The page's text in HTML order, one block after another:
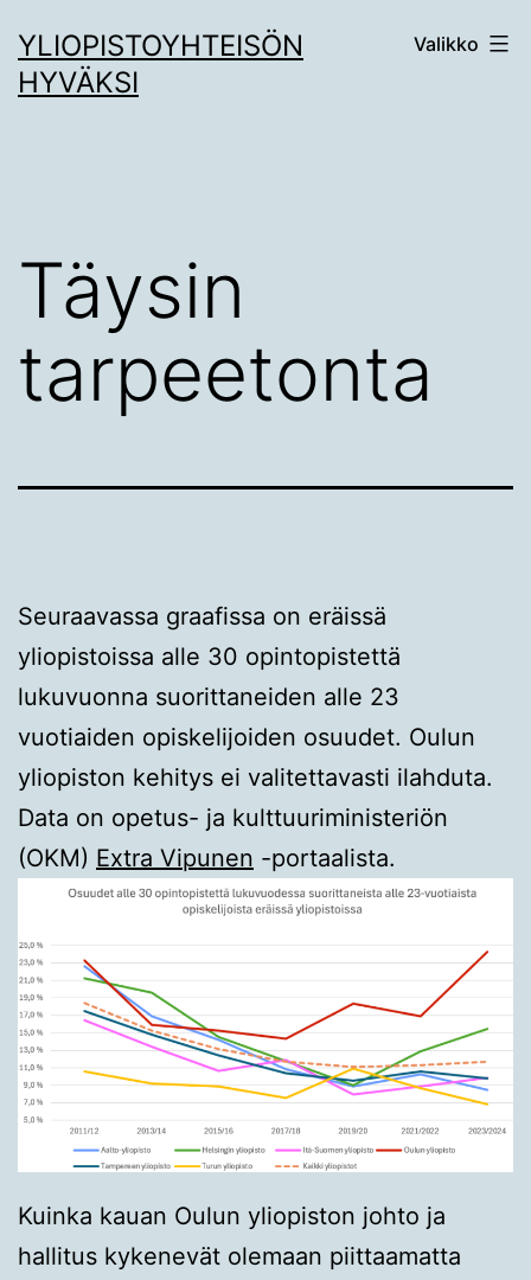
sisältöön
YLIOPISTOYHTEISÖN
HYVÄKSI
Valikko
Täysin
tarpeetonta
Seuraavassa graafissa on eräissä
yliopistoissa alle 30 opintopistettä
lukuvuonna suorittaneiden alle 23
vuotiaiden opiskelijoiden osuudet. Oulun
yliopiston kehitys ei valitettavasti ilahduta.
Data on opetus- ja kulttuuriministeriön
(OKM) Extra Vipunen -portaalista.
Kuinka kauan Oulun yliopiston johto ja
hallitus kykenevät olemaan piittaamatta